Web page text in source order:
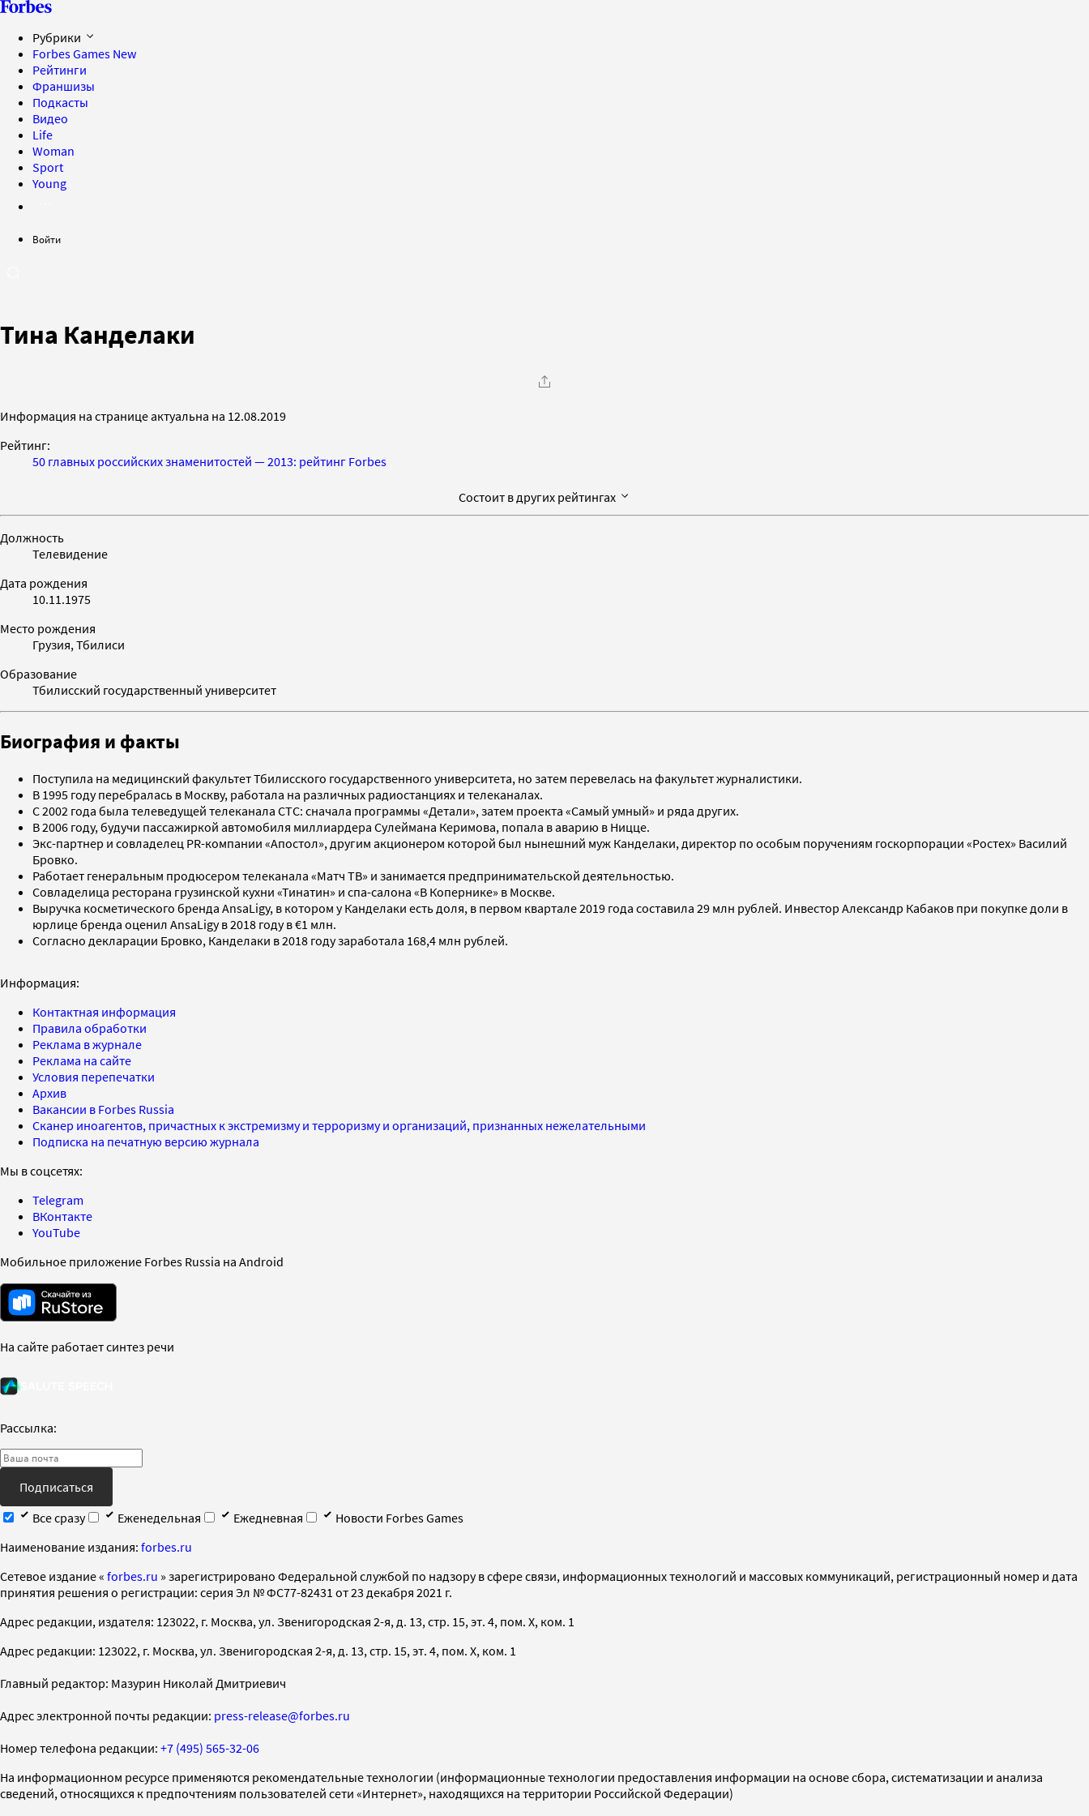
Рубрики
Forbes Games New
Рейтинги
Франшизы
Подкасты
Видео
Life
Woman
Sport
Young
Войти
Тина Канделаки
Информация на странице актуальна на 12.08.2019
Рейтинг:
50 главных российских знаменитостей — 2013: рейтинг Forbes
Состоит в других рейтингах
Должность
Телевидение
Дата рождения
10.11.1975
Место рождения
Грузия, Тбилиси
Образование
Тбилисский государственный университет
Биография и факты
Поступила на медицинский факультет Тбилисского государственного университета, но затем перевелась на факультет журналистики.
В 1995 году перебралась в Москву, работала на различных радиостанциях и телеканалах.
С 2002 года была телеведущей телеканала СТС: сначала программы «Детали», затем проекта «Самый умный» и ряда других.
В 2006 году, будучи пассажиркой автомобиля миллиардера Сулеймана Керимова, попала в аварию в Ницце.
Экс-партнер и совладелец PR-компании «Апостол», другим акционером которой был нынешний муж Канделаки, директор по особым поручениям госкорпорации «Ростех» Василий
Бровко.
Работает генеральным продюсером телеканала «Матч ТВ» и занимается предпринимательской деятельностью.
Совладелица ресторана грузинской кухни «Тинатин» и спа-салона «В Копернике» в Москве.
Выручка косметического бренда AnsaLigy, в котором у Канделаки есть доля, в первом квартале 2019 года составила 29 млн рублей. Инвестор Александр Кабаков при покупке доли в
юрлице бренда оценил AnsaLigy в 2018 году в €1 млн.
Согласно декларации Бровко, Канделаки в 2018 году заработала 168,4 млн рублей.
Информация:
Контактная информация
Правила обработки
Реклама в журнале
Реклама на сайте
Условия перепечатки
Архив
Вакансии в Forbes Russia
Сканер иноагентов, причастных к экстремизму и терроризму и организаций, признанных нежелательными
Подписка на печатную версию журнала
Мы в соцсетях:
Telegram
ВКонтакте
YouTube
Мобильное приложение Forbes Russia на Android
На сайте работает синтез речи
Рассылка:
Подписаться
Все сразу
Еженедельная Ежедневная
Новости Forbes Games
Наименование издания: forbes.ru
Cетевое издание « forbes.ru » зарегистрировано Федеральной службой по надзору в сфере связи, информационных технологий и массовых коммуникаций, регистрационный номер и дата
принятия решения о регистрации: серия Эл № ФС77-82431 от 23 декабря 2021 г.
Адрес редакции, издателя: 123022, г. Москва, ул. Звенигородская 2-я, д. 13, стр. 15, эт. 4, пом. X, ком. 1
Адрес редакции: 123022, г. Москва, ул. Звенигородская 2-я, д. 13, стр. 15, эт. 4, пом. X, ком. 1
Главный редактор: Мазурин Николай Дмитриевич
Адрес электронной почты редакции: press-release@forbes.ru
Номер телефона редакции: +7 (495) 565-32-06
На информационном ресурсе применяются рекомендательные технологии (информационные технологии предоставления информации на основе сбора, систематизации и анализа
сведений, относящихся к предпочтениям пользователей сети «Интернет», находящихся на территории Российской Федерации)